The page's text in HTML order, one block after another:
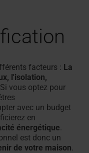
facteurs : La
l'isolation,
vous optez pour
avec un budget
en
énergétique.
est donc un
de votre maison.